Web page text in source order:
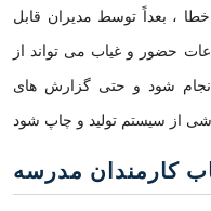
، بعداً توسط مدیران قابل
حضور و غیاب می تواند از
شود و حتی گزارش های
کارمندان مدرسه